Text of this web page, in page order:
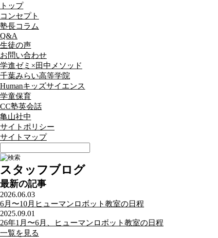
トップ
コンセプト
塾長コラム
Q&A
生徒の声
お問い合わせ
学進ゼミ×田中メソッド
千葉みらい高等学院
Humanキッズサイエンス
学童保育
CC塾英会話
亀山社中
サイトポリシー
サイトマップ
スタッフブログ
最新の記事
2026.06.03
6月〜10月ヒューマンロボット教室の日程
2025.09.01
26年1月〜6月、ヒューマンロボット教室の日程
一覧を見る